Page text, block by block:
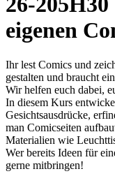
eigenen
Ihr lest Comics und
gestalten und braucht
Wir helfen euch dabei,
In diesem Kurs
Gesichtsausdrücke,
man Comicseiten
Materialien wie
Wer bereits Ideen für
gerne mitbringen!